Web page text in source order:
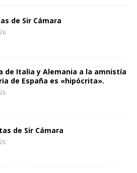
de Sir Cámara
de Italia y Alemania a la amnistía
de España es «hipócrita».
de Sir Cámara